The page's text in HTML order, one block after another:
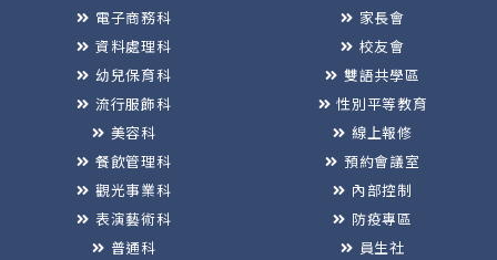
電子商務科
資料處理科
幼兒保育科
流行服飾科
美容科
餐飲管理科
觀光事業科
表演藝術科
普通科
家長會
校友會
雙語共學區
性別平等教育
線上報修
預約會議室
內部控制
防疫專區
員生社